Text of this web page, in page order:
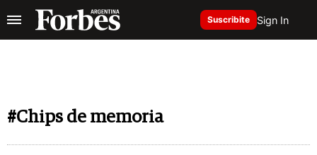
Suscribite Sign In
#Chips de memoria